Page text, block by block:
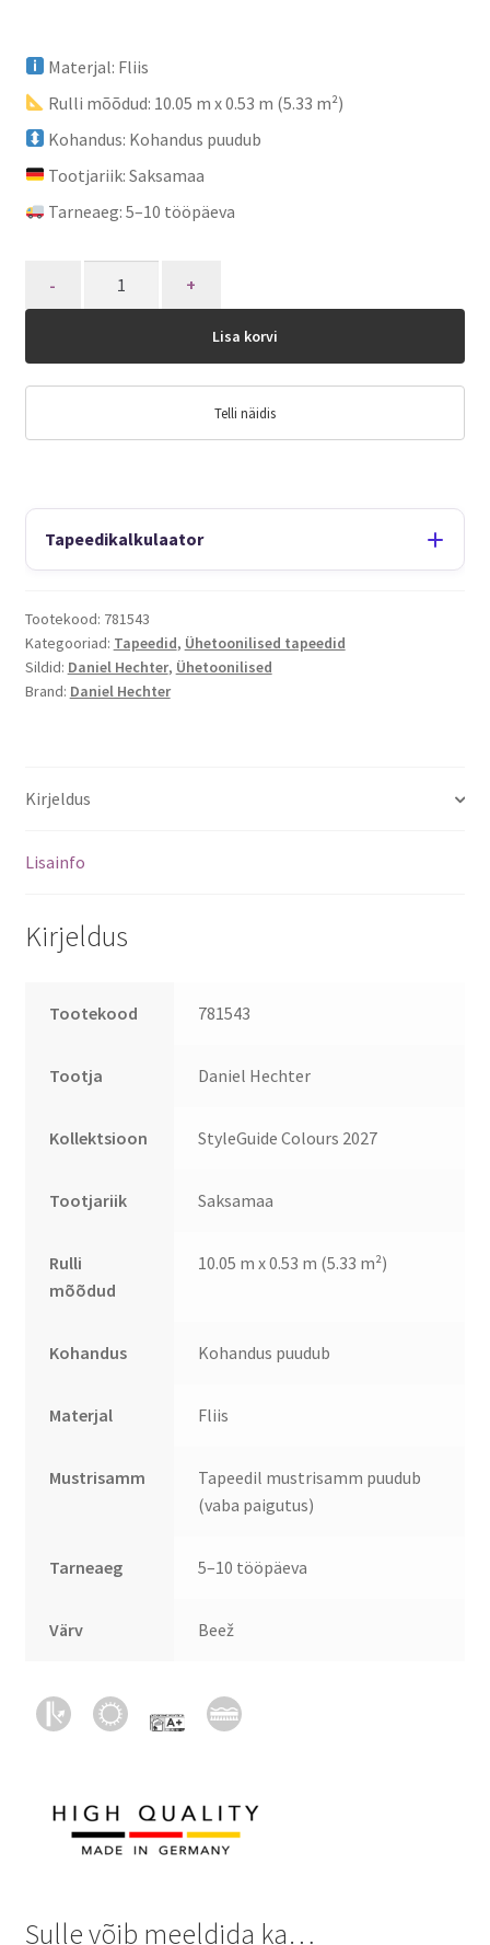
Materjal: Fliis
Rulli mõõdud: 10.05 m x 0.53 m (5.33 m²)
Kohandus: Kohandus puudub
Tootjariik: Saksamaa
Tarneaeg: 5–10 tööpäeva
Lisa korvi
Telli näidis
Tapeedikalkulaator
Tootekood: 781543
Kategooriad: Tapeedid, Ühetoonilised tapeedid
Sildid: Daniel Hechter, Ühetoonilised
Brand: Daniel Hechter
Kirjeldus
Lisainfo
Kirjeldus
Tootekood 781543
Tootja Daniel Hechter
Kollektsioon StyleGuide Colours 2027
Tootjariik Saksamaa
Rulli
mõõdud
10.05 m x 0.53 m (5.33 m²)
Kohandus Kohandus puudub
Materjal Fliis
Mustrisamm
Tapeedil mustrisamm puudub
(vaba paigutus)
Tarneaeg 5–10 tööpäeva
Värv Beež
Sulle võib meeldida ka…